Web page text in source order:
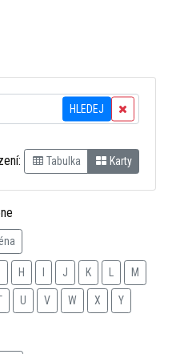
HLEDEJ
Tabulka Karty
H J K M
U V W X Y